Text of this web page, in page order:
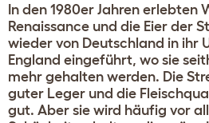
In den 1980er Jahren erlebten
Renaissance und die Eier der
wieder von Deutschland in ihr
England eingeführt, wo sie
mehr gehalten werden. Die
guter Leger und die
gut. Aber sie wird häufig vor